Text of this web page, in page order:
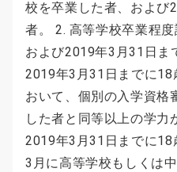
校を卒業した者、および
者。 2. 高等学校卒業程度
および2019年3月31日ま
2019年3月31日までに18
おいて、個別の入学資格
した者と同等以上の学力
2019年3月31日までに
3月に高等学校もしくは